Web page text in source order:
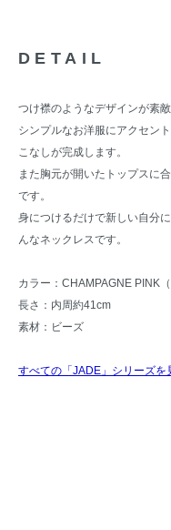
DETAIL
つけ襟のようなデザインが素敵
シンプルなお洋服にアクセン
こなしが完成します。
また胸元が開いたトップスに
です。
身につけるだけで新しい自分
んなネックレスです。
カラー：CHAMPAGNE PINK
長さ：内周約41cm
素材：ビーズ
すべての「JADE」シリーズを